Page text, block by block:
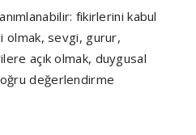
fikirlerini kabul
sevgi, gurur,
açık olmak, duygusal
değerlendirme